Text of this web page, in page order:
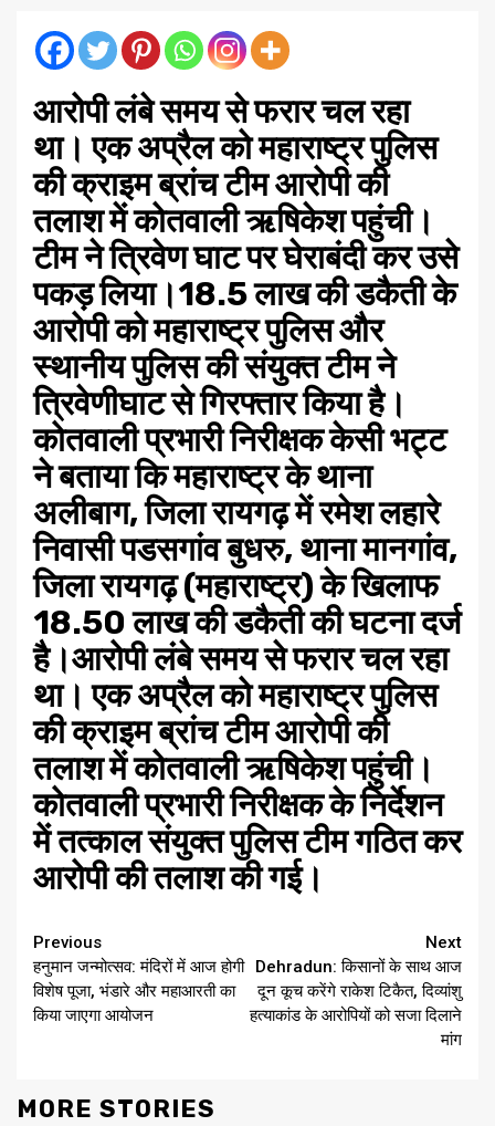
आरोपी लंबे समय से फरार चल रहा
था। एक अप्रैल को महाराष्ट्र पुलिस
की क्राइम ब्रांच टीम आरोपी की
तलाश में कोतवाली ऋषिकेश पहुंची।
टीम ने त्रिवेण घाट पर घेराबंदी कर उसे
पकड़ लिया।18.5 लाख की डकैती के
आरोपी को महाराष्ट्र पुलिस और
स्थानीय पुलिस की संयुक्त टीम ने
त्रिवेणीघाट से गिरफ्तार किया है।
कोतवाली प्रभारी निरीक्षक केसी भट्ट
ने बताया कि महाराष्ट्र के थाना
अलीबाग, जिला रायगढ़ में रमेश लहारे
निवासी पडसगांव बुधरु, थाना मानगांव,
जिला रायगढ़ (महाराष्ट्र) के खिलाफ
18.50 लाख की डकैती की घटना दर्ज
है।आरोपी लंबे समय से फरार चल रहा
था। एक अप्रैल को महाराष्ट्र पुलिस
की क्राइम ब्रांच टीम आरोपी की
तलाश में कोतवाली ऋषिकेश पहुंची।
कोतवाली प्रभारी निरीक्षक के निर्देशन
में तत्काल संयुक्त पुलिस टीम गठित कर
आरोपी की तलाश की गई।
Continue
Reading
Previous
हनुमान जन्मोत्सव: मंदिरों में आज होगी
विशेष पूजा, भंडारे और महाआरती का
किया जाएगा आयोजन
Next
Dehradun: किसानों के साथ आज
दून कूच करेंगे राकेश टिकैत, दिव्यांशु
हत्याकांड के आरोपियों को सजा दिलाने
मांग
MORE STORIES